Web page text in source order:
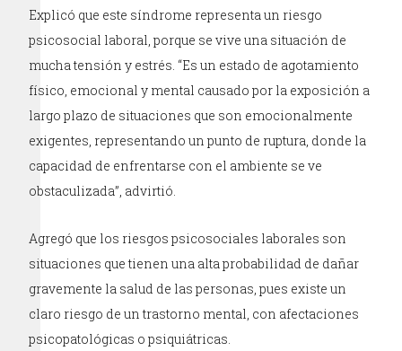
Explicó que este síndrome representa un riesgo
psicosocial laboral, porque se vive una situación de
mucha tensión y estrés. “Es un estado de agotamiento
físico, emocional y mental causado por la exposición a
largo plazo de situaciones que son emocionalmente
exigentes, representando un punto de ruptura, donde la
capacidad de enfrentarse con el ambiente se ve
obstaculizada”, advirtió.
Agregó que los riesgos psicosociales laborales son
situaciones que tienen una alta probabilidad de dañar
gravemente la salud de las personas, pues existe un
claro riesgo de un trastorno mental, con afectaciones
psicopatológicas o psiquiátricas.